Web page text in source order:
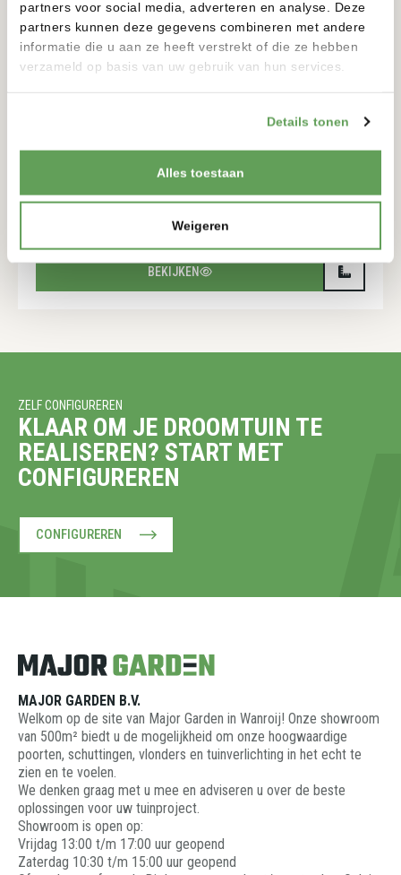
partners voor social media, adverteren en analyse. Deze
partners kunnen deze gegevens combineren met andere
informatie die u aan ze heeft verstrekt of die ze hebben
verzameld op basis van uw gebruik van hun services.
Details tonen
Alles toestaan
Weigeren
12 VOLT
175-175MM
BEKIJKEN
ZELF CONFIGUREREN
KLAAR OM JE DROOMTUIN TE
REALISEREN? START MET
CONFIGUREREN
CONFIGUREREN
MAJOR GARDEN B.V.
Welkom op de site van Major Garden in Wanroij! Onze showroom
van 500m² biedt u de mogelijkheid om onze hoogwaardige
poorten, schuttingen, vlonders en tuinverlichting in het echt te
zien en te voelen.
We denken graag met u mee en adviseren u over de beste
oplossingen voor uw tuinproject.
Showroom is open op:
Vrijdag 13:00 t/m 17:00 uur geopend
Zaterdag 10:30 t/m 15:00 uur geopend